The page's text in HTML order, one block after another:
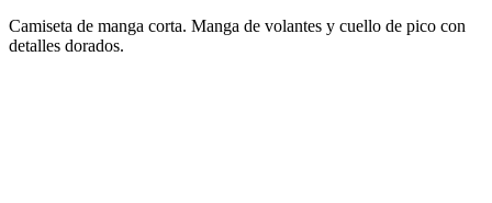
Camiseta de manga corta. Manga de volantes y cuello de pico con
detalles dorados.